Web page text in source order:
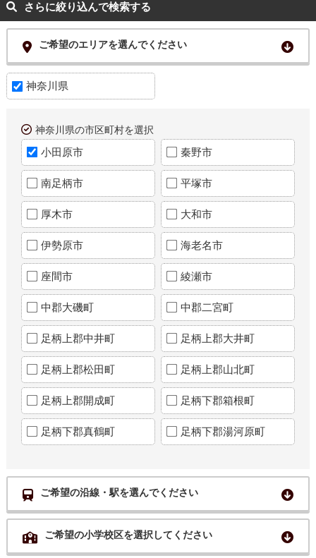
さらに絞り込んで検索する
ご希望のエリアを選んでください
神奈川県
神奈川県の市区町村を選択
小田原市 秦野市
南足柄市 平塚市
厚木市 大和市
伊勢原市 海老名市
座間市 綾瀬市
中郡大磯町 中郡二宮町
足柄上郡中井町 足柄上郡大井町
足柄上郡松田町 足柄上郡山北町
足柄上郡開成町 足柄下郡箱根町
足柄下郡真鶴町 足柄下郡湯河原町
ご希望の沿線・駅を選んでください
ご希望の小学校区を選択してください